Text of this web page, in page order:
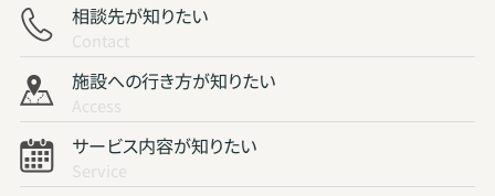
相談先が知りたい
Contact
施設への行き方が知りたい
Access
サービス内容が知りたい
Service